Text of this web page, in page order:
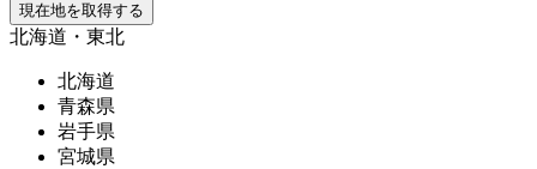
現在地を取得する
北海道・東北
北海道
青森県
岩手県
宮城県